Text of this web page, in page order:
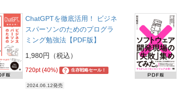
ChatGPTを徹底活用！ ビジネ
スパーソンのためのプログラ
ミング勉強法【PDF版】
1,980円（税込）
720pt (40%) ? 生存戦略セール！
2024.06.12発売